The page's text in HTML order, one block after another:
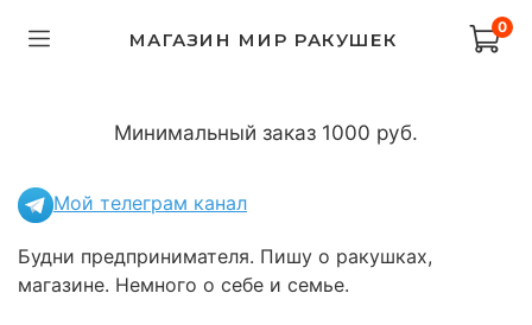
МАГАЗИН МИР РАКУШЕК
0
Минимальный заказ 1000 руб.
Мой телеграм канал
Будни предпринимателя. Пишу о ракушках,
магазине. Немного о себе и семье.